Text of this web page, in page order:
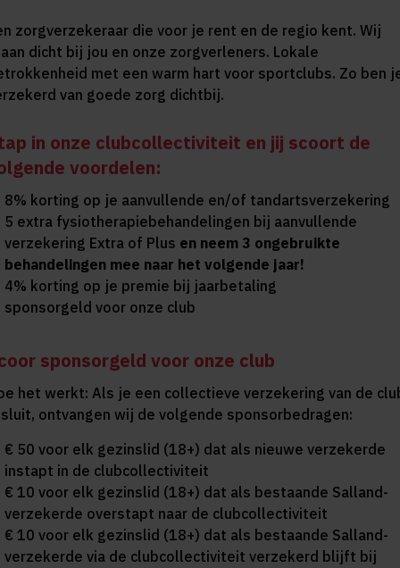
zorgverzekeraar die voor je rent en de regio kent. Wij
dicht bij jou en onze zorgverleners. Lokale
met een warm hart voor sportclubs. Zo ben
van goede zorg dichtbij.
in onze clubcollectiviteit en jij scoort de
voordelen:
8% korting op je aanvullende en/of tandartsverzekering
5 extra fysiotherapiebehandelingen bij aanvullende
verzekering Extra of Plus en neem 3 ongebruikte
behandelingen mee naar het volgende jaar!
4% korting op je premie bij jaarbetaling
sponsorgeld voor onze club
sponsorgeld voor onze club
het werkt: Als je een collectieve verzekering van de
ontvangen wij de volgende sponsorbedragen:
€ 50 voor elk gezinslid (18+) dat als nieuwe verzekerde
instapt in de clubcollectiviteit
€ 10 voor elk gezinslid (18+) dat als bestaande Salland-
verzekerde overstapt naar de clubcollectiviteit
€ 10 voor elk gezinslid (18+) dat als bestaande Salland-
verzekerde via de clubcollectiviteit verzekerd blijft bij